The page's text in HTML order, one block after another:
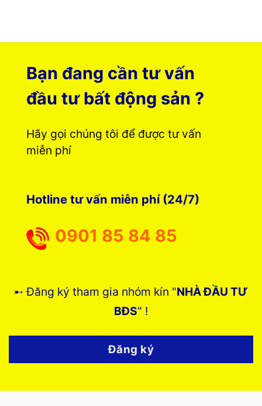
Bạn đang cần tư vấn
đầu tư bất động sản ?
Hãy gọi chúng tôi để được tư vấn
miễn phí
Hotline tư vấn miễn phí (24/7)
0901 85 84 85
➸ Đăng ký tham gia nhóm kín "NHÀ ĐẦU TƯ
BĐS" !
Đăng ký